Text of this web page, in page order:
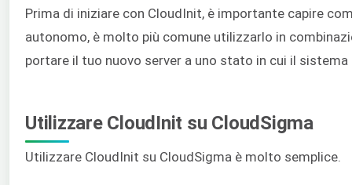
Prima di iniziare con CloudInit, è importante capire
autonomo, è molto più comune utilizzarlo in
portare il tuo nuovo server a uno stato in cui il
Utilizzare CloudInit su CloudSigma
Utilizzare CloudInit su CloudSigma è molto semplice.